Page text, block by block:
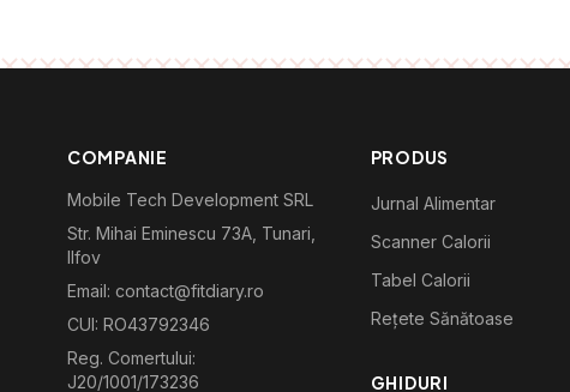
COMPANIE
Mobile Tech Development SRL
Str. Mihai Eminescu 73A, Tunari,
Ilfov
Email: contact@fitdiary.ro
CUI: RO43792346
Reg. Comertului:
J20/1001/173236
PRODUS
Jurnal Alimentar
Scanner Calorii
Tabel Calorii
Rețete Sănătoase
GHIDURI